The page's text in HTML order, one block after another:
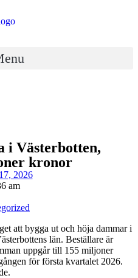
i Västerbotten,
kronor
2026
am
att bygga ut och höja dammar i
län. Beställare är
uppgår till 155 miljoner
för första kvartalet 2026.